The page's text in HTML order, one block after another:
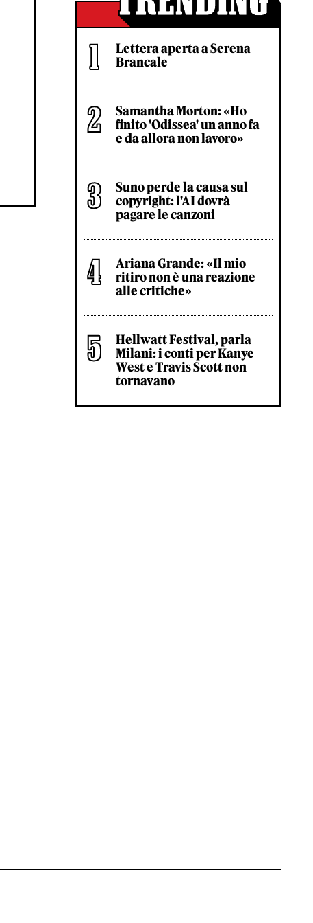
Lettera aperta a Serena
Brancale
Samantha Morton: «Ho
finito 'Odissea' un anno fa
e da allora non lavoro»
Suno perde la causa sul
copyright: l'AI dovrà
pagare le canzoni
Ariana Grande: «Il mio
ritiro non è una reazione
alle critiche»
Hellwatt Festival, parla
Milani: i conti per Kanye
West e Travis Scott non
tornavano